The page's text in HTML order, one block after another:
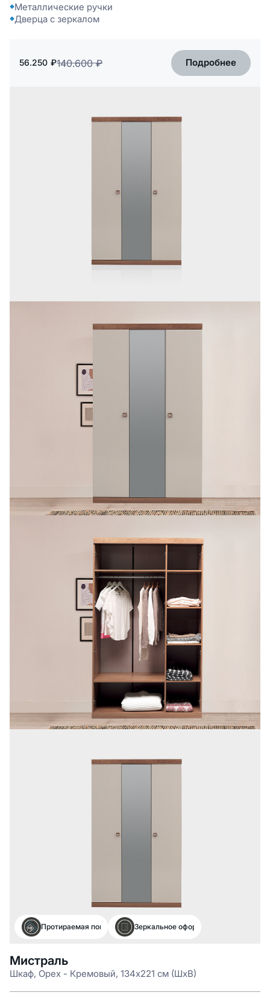
Металлические ручки
Дверца с зеркалом
140.600 ₽
56.250 ₽ Подробнее
Протираемая поверхностьЗеркальное оформление
Мистраль
Шкаф, Орех - Кремовый, 134x221 см (ШxВ)